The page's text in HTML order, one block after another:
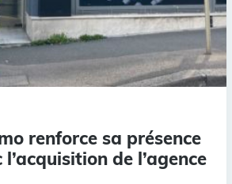
renforce sa présence
de l’agence